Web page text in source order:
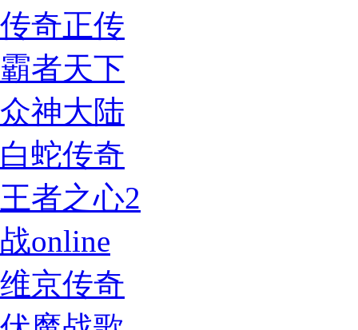
传奇正传
霸者天下
众神大陆
白蛇传奇
王者之心2
战online
维京传奇